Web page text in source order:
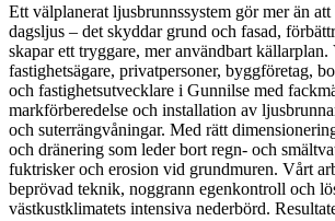
Ett välplanerat ljusbrunnssystem gör mer än att
dagsljus – det skyddar grund och fasad,
skapar ett tryggare, mer användbart
fastighetsägare, privatpersoner, byggföretag,
och fastighetsutvecklare i Gunnilse med
markförberedelse och installation av
och suterrängvåningar. Med rätt
och dränering som leder bort regn- och
fuktrisker och erosion vid grundmuren. Vårt
beprövad teknik, noggrann egenkontroll och
västkustklimatets intensiva nederbörd.